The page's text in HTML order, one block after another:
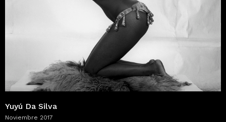
Yuyú Da Silva
Noviembre 2017